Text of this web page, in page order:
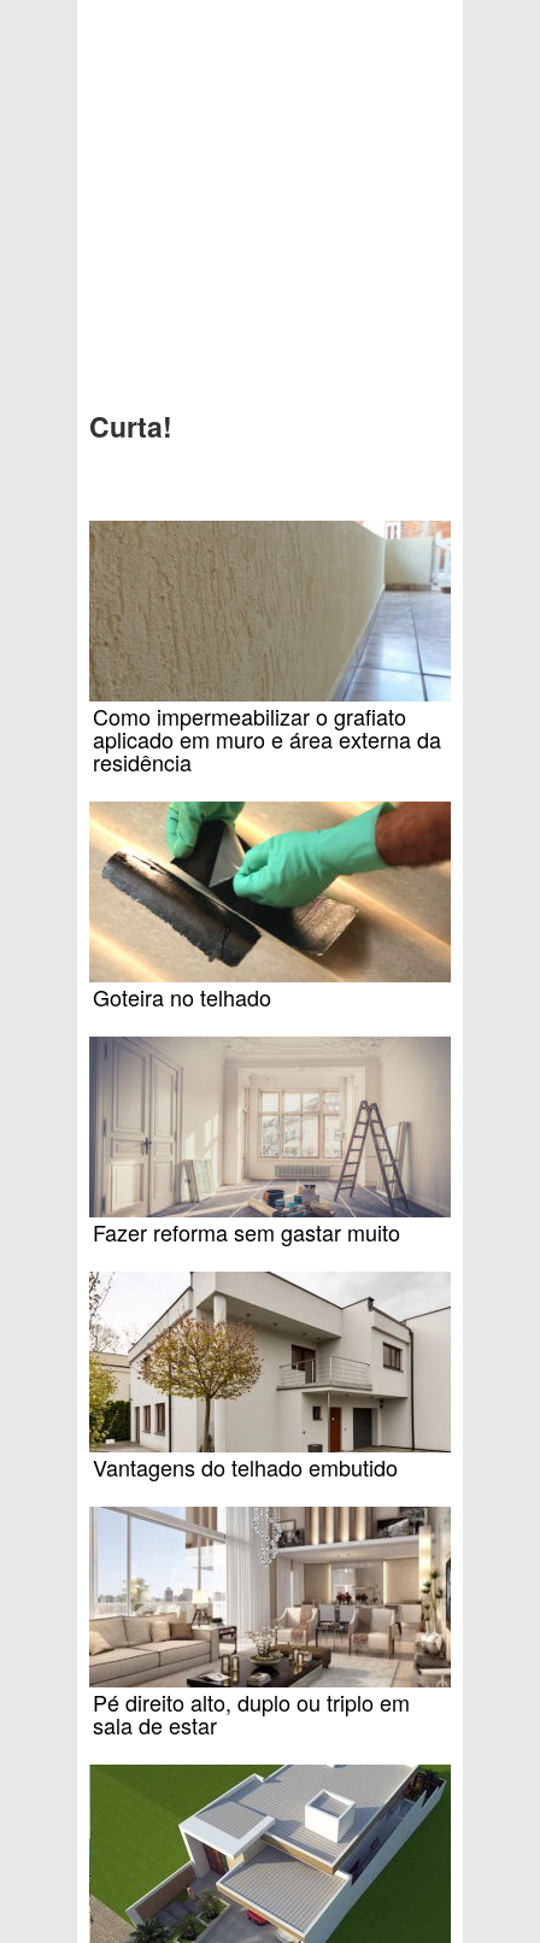
Curta!
Como impermeabilizar o grafiato
aplicado em muro e área externa da
residência
Goteira no telhado
Fazer reforma sem gastar muito
Vantagens do telhado embutido
Pé direito alto, duplo ou triplo em
sala de estar